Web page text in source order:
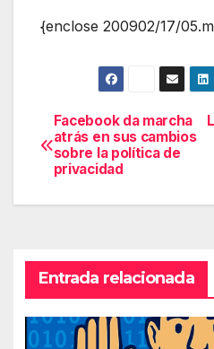
{enclose 200902/17/
Navegación
de
entradas
Facebook da marcha
atrás en sus cambios
sobre la política de
privacidad
Entrada relacionada